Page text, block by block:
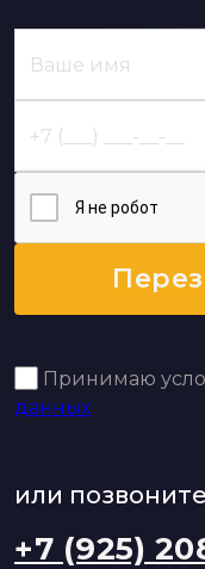
Я нe poбoт
Принимаю
данных
или
+7 (925)